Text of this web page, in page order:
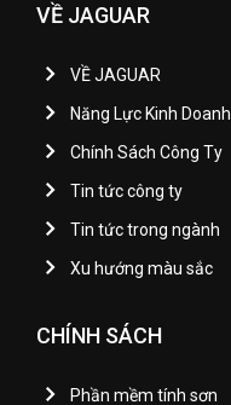
VỀ JAGUAR
VỀ JAGUAR
Năng Lực Kinh Doanh
Chính Sách Công Ty
Tin tức công ty
Tin tức trong ngành
Xu hướng màu sắc
CHÍNH SÁCH
Phần mềm tính sơn